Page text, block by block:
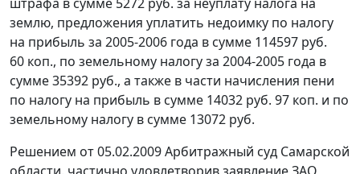
землю, предложения уплатить недоимку по налогу
на прибыль за 2005-2006 года в сумме 114597 руб.
60 коп., по земельному налогу за 2004-2005 года в
сумме 35392 руб., а также в части начисления пени
по налогу на прибыль в сумме 14032 руб. 97 коп. и по
земельному налогу в сумме 13072 руб.
Решением от 05.02.2009 Арбитражный суд Самарской